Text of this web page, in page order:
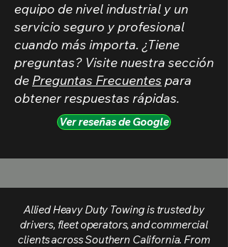
equipo de nivel industrial y un
servicio seguro y profesional
cuando más importa. ¿Tiene
preguntas? Visite nuestra sección
de Preguntas Frecuentes para
obtener respuestas rápidas.
Ver reseñas de Google
Allied Heavy Duty Towing is trusted by
drivers, fleet operators, and commercial
clients across Southern California. From